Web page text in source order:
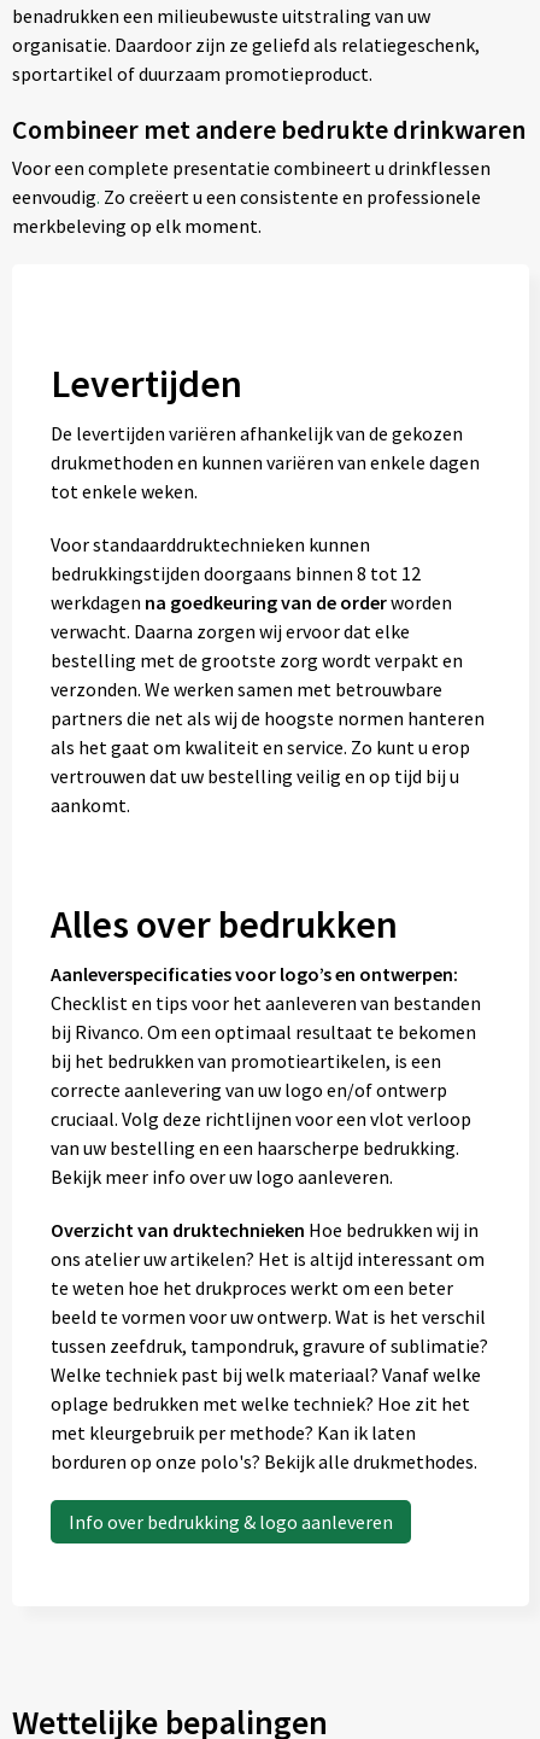
benadrukken een milieubewuste uitstraling van uw
organisatie. Daardoor zijn ze geliefd als relatiegeschenk,
sportartikel of duurzaam promotieproduct.
Combineer met andere bedrukte drinkwaren
Voor een complete presentatie combineert u drinkflessen
eenvoudig. Zo creëert u een consistente en professionele
merkbeleving op elk moment.
Levertijden
De levertijden variëren afhankelijk van de gekozen
drukmethoden en kunnen variëren van enkele dagen
tot enkele weken.
Voor standaarddruktechnieken kunnen
bedrukkingstijden doorgaans binnen 8 tot 12
werkdagen na goedkeuring van de orderworden
verwacht. Daarna zorgen wij ervoor dat elke
bestelling met de grootste zorg wordt verpakt en
verzonden. We werken samen met betrouwbare
partners die net als wij de hoogste normen hanteren
als het gaat om kwaliteit en service. Zo kunt u erop
vertrouwen dat uw bestelling veilig en op tijd bij u
aankomt.
Alles over bedrukken
Aanleverspecificaties voor logo’s en ontwerpen:
Checklist en tips voor het aanleveren van bestanden
bij Rivanco. Om een optimaal resultaat te bekomen
bij het bedrukken van promotieartikelen, is een
correcte aanlevering van uw logo en/of ontwerp
cruciaal. Volg deze richtlijnen voor een vlot verloop
van uw bestelling en een haarscherpe bedrukking.
Bekijk meer info over uw logo aanleveren.
Overzicht van druktechnieken Hoe bedrukken wij in
ons atelier uw artikelen? Het is altijd interessant om
te weten hoe het drukproces werkt om een beter
beeld te vormen voor uw ontwerp. Wat is het verschil
tussen zeefdruk, tampondruk, gravure of sublimatie?
Welke techniek past bij welk materiaal? Vanaf welke
oplage bedrukken met welke techniek? Hoe zit het
met kleurgebruik per methode? Kan ik laten
borduren op onze polo's? Bekijk alle drukmethodes.
Info over bedrukking & logo aanleveren
Wettelijke bepalingen